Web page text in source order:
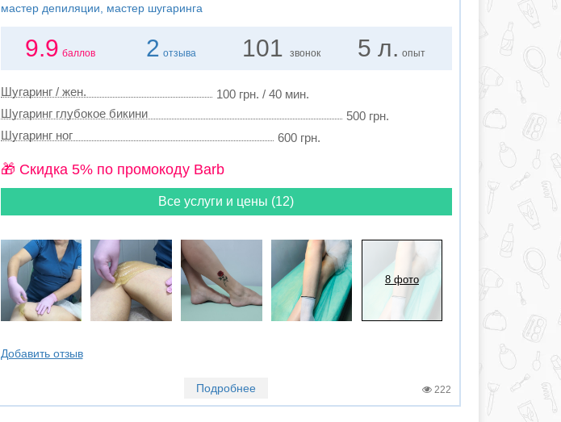
мастер депиляции, мастер шугаринга
9.9 баллов 2 отзыва 101 звонок 5 л. опыт
Шугаринг / жен.
100 грн. / 40 мин.
Шугаринг глубокое бикини
500 грн.
Шугаринг ног
600 грн.
🎁 Cкидка 5% по промокоду Barb
Все услуги и цены (12)
8 фото
Добавить отзыв
Подробнее 222